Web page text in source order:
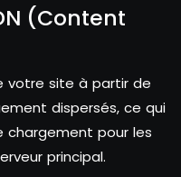
(Content
votre site à partir de
dispersés, ce qui
pour les
principal.